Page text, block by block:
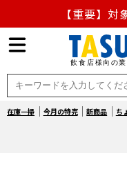
【重要】
【重要】熊本地震の
熊本県熊本地方を震源
届
在庫一掃 今月の特売 新商品 ち